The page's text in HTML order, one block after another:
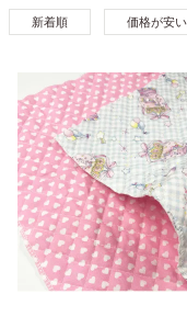
新着順 価格が安